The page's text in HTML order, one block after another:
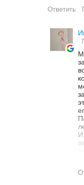
Ответить
И